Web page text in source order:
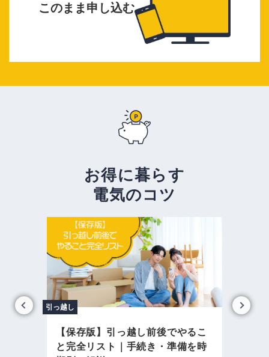
このまま申し込む
お得に暮らす
電気のコツ
Previous
【保存版】引っ越し前後でやるこ
と完全リスト｜手続き・準備を時
引っ越し 電気代
Next